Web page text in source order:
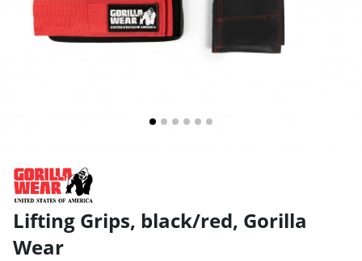
Lifting Grips, black/red, Gorilla
Wear